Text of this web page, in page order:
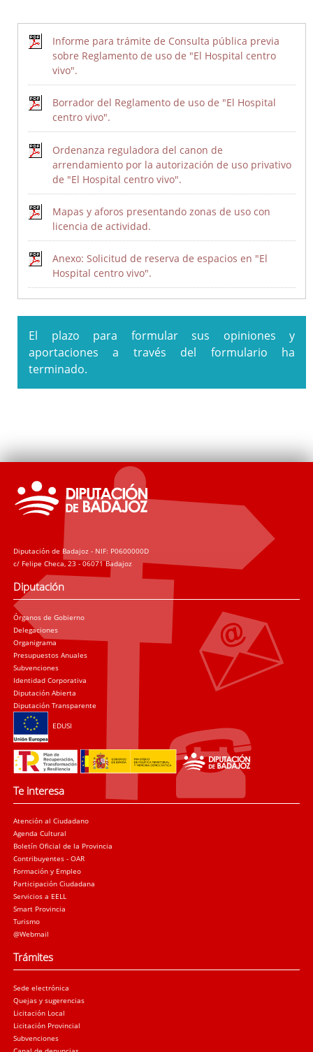
I Estrategia de Desarrollo Sostenible de la Diputación de
Badajoz 2020-2023
Plan Integral de Movilidad Sostenible Badajoz ADS 2018:
PLAN MOVEM (Plan de Movilidad de Vehículos Eléctricos en
Municipios)
Ordenanza reguladora de Patrocinios de la Diputación de
Informe para trámite de Consulta pública previa
sobre Reglamento de uso de "El Hospital centro
vivo".
Borrador del Reglamento de uso de "El Hospital
centro vivo".
Ordenanza reguladora del canon de
arrendamiento por la autorización de uso privativo
de "El Hospital centro vivo".
Mapas y aforos presentando zonas de uso con
licencia de actividad.
Anexo: Solicitud de reserva de espacios en "El
Hospital centro vivo".
El plazo para formular sus opiniones y
aportaciones a través del formulario ha
terminado.
Diputación de Badajoz - NIF: P0600000D
c/ Felipe Checa, 23 - 06071 Badajoz
Diputación
Órganos de Gobierno
Delegaciones
Organigrama
Presupuestos Anuales
Subvenciones
Identidad Corporativa
Diputación Abierta
Diputación Transparente
EDUSI
Te interesa
Atención al Ciudadano
Agenda Cultural
Boletín Oficial de la Provincia
Contribuyentes - OAR
Formación y Empleo
Participación Ciudadana
Servicios a EELL
Smart Provincia
Turismo
@Webmail
Trámites
Sede electrónica
Quejas y sugerencias
Licitación Local
Licitación Provincial
Subvenciones